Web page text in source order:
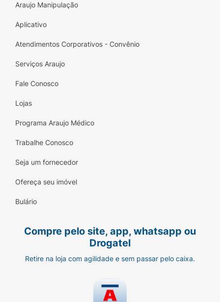
Araujo Manipulação
Aplicativo
Atendimentos Corporativos - Convênio
Serviços Araujo
Fale Conosco
Lojas
Programa Araujo Médico
Trabalhe Conosco
Seja um fornecedor
Ofereça seu imóvel
Bulário
Compre pelo site, app, whatsapp ou
Drogatel
Retire na loja com agilidade e sem passar pelo caixa.